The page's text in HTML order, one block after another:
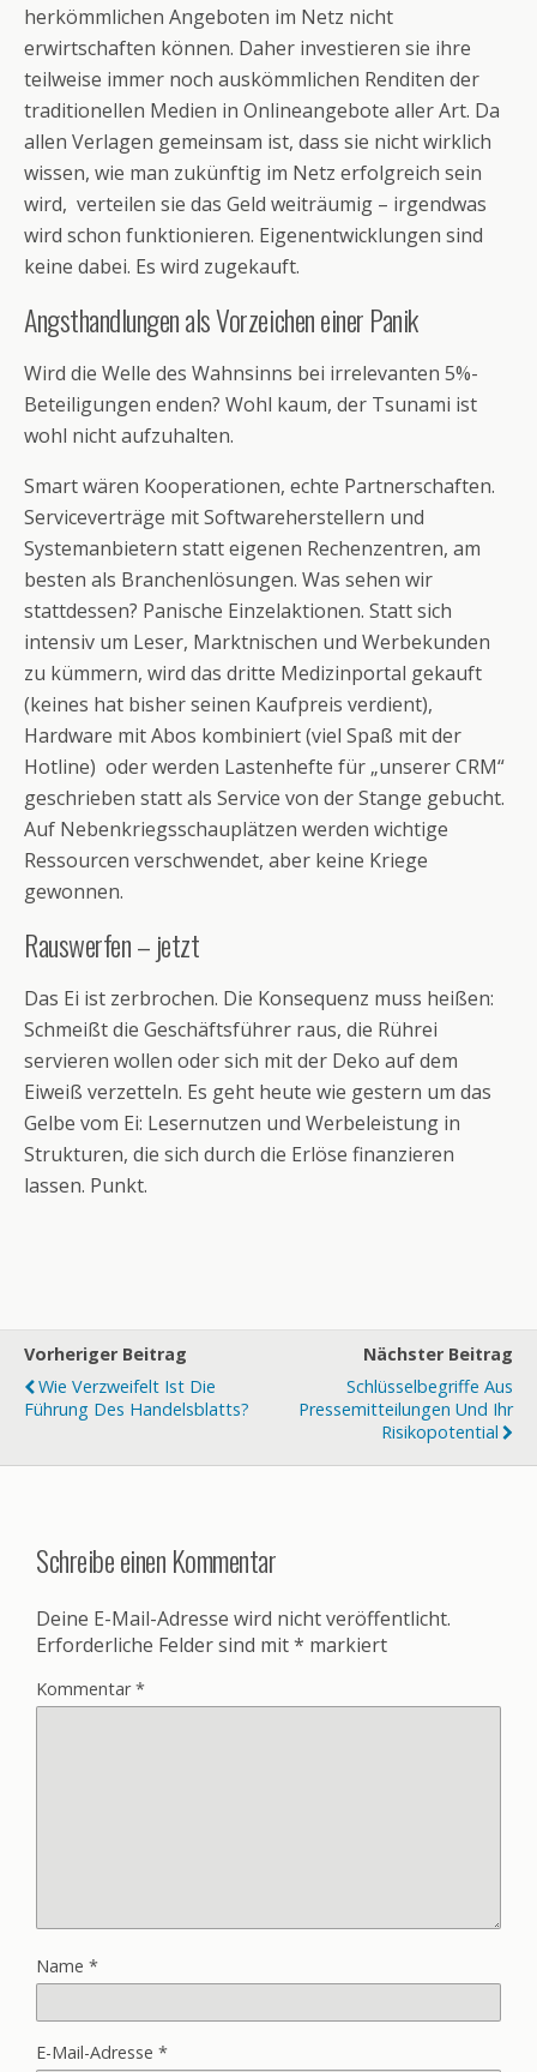
herkömmlichen Angeboten im Netz nicht
erwirtschaften können. Daher investieren sie ihre
teilweise immer noch auskömmlichen Renditen der
traditionellen Medien in Onlineangebote aller Art. Da
allen Verlagen gemeinsam ist, dass sie nicht wirklich
wissen, wie man zukünftig im Netz erfolgreich sein
wird, verteilen sie das Geld weiträumig – irgendwas
wird schon funktionieren. Eigenentwicklungen sind
keine dabei. Es wird zugekauft.
Angsthandlungen als Vorzeichen einer Panik
Wird die Welle des Wahnsinns bei irrelevanten 5%-
Beteiligungen enden? Wohl kaum, der Tsunami ist
wohl nicht aufzuhalten.
Smart wären Kooperationen, echte Partnerschaften.
Serviceverträge mit Softwareherstellern und
Systemanbietern statt eigenen Rechenzentren, am
besten als Branchenlösungen. Was sehen wir
stattdessen? Panische Einzelaktionen. Statt sich
intensiv um Leser, Marktnischen und Werbekunden
zu kümmern, wird das dritte Medizinportal gekauft
(keines hat bisher seinen Kaufpreis verdient),
Hardware mit Abos kombiniert (viel Spaß mit der
Hotline) oder werden Lastenhefte für „unserer CRM“
geschrieben statt als Service von der Stange gebucht.
Auf Nebenkriegsschauplätzen werden wichtige
Ressourcen verschwendet, aber keine Kriege
gewonnen.
Rauswerfen – jetzt
Das Ei ist zerbrochen. Die Konsequenz muss heißen:
Schmeißt die Geschäftsführer raus, die Rührei
servieren wollen oder sich mit der Deko auf dem
Eiweiß verzetteln. Es geht heute wie gestern um das
Gelbe vom Ei: Lesernutzen und Werbeleistung in
Strukturen, die sich durch die Erlöse finanzieren
lassen. Punkt.
Vorheriger Beitrag
Wie Verzweifelt Ist Die
Führung Des Handelsblatts?
Nächster Beitrag
Schlüsselbegriffe Aus
Pressemitteilungen Und Ihr
Risikopotential
Schreibe einen Kommentar
Deine E-Mail-Adresse wird nicht veröffentlicht.
Erforderliche Felder sind mit* markiert
Kommentar*
Name *
E-Mail-Adresse *